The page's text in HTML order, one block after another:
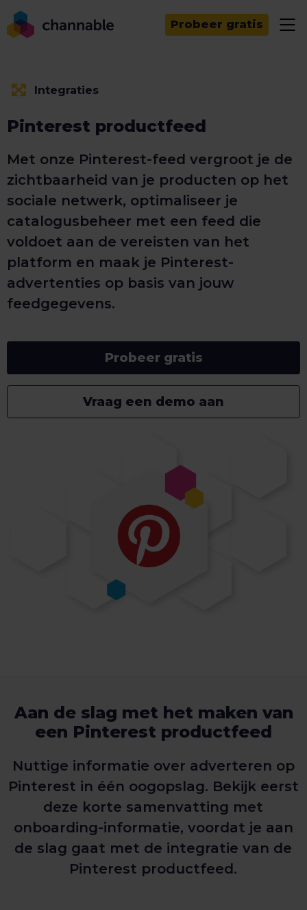
Probeer gratis
Integraties
Pinterest productfeed
Met onze Pinterest-feed vergroot je de
zichtbaarheid van je producten op het
sociale netwerk, optimaliseer je
catalogusbeheer met een feed die
voldoet aan de vereisten van het
platform en maak je Pinterest-
advertenties op basis van jouw
feedgegevens.
Probeer gratis
Vraag een demo aan
Aan de slag met het maken van
een Pinterest productfeed
Nuttige informatie over adverteren op
Pinterest in één oogopslag. Bekijk eerst
deze korte samenvatting met
onboarding-informatie, voordat je aan
de slag gaat met de integratie van de
Pinterest productfeed.